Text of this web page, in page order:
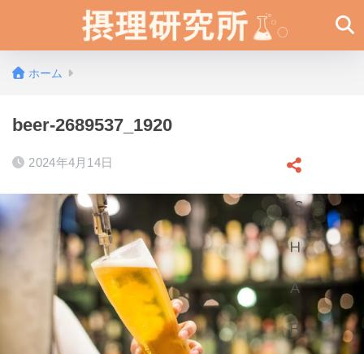
ホーム
beer-2689537_1920
2024年4月14日